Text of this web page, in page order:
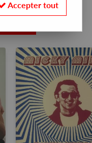
Accepter tout